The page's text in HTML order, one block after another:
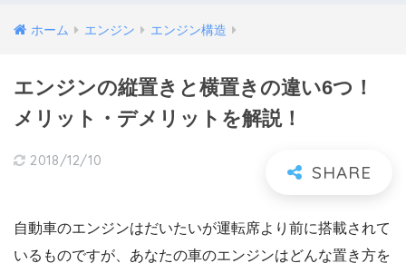
ホーム エンジン エンジン構造
エンジンの縦置きと横置きの違い6つ！
メリット・デメリットを解説！
2018/12/10
自動車のエンジンはだいたいが運転席より前に搭載されて
いるものですが、あなたの車のエンジンはどんな置き方を